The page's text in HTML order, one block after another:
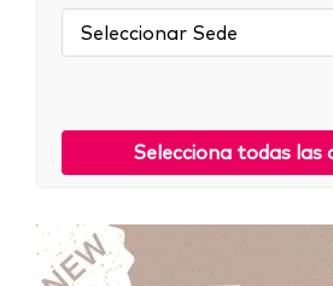
Sede:
Selecciona todas las